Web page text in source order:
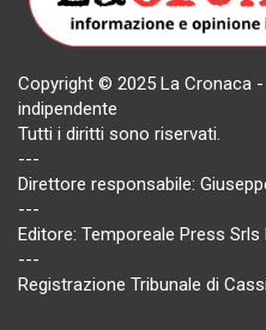
Copyright © 2025 La Cronaca
indipendente
Tutti i diritti sono riservati.
---
Direttore responsabile:
---
Editore: Temporeale Press Srls
---
Registrazione Tribunale di